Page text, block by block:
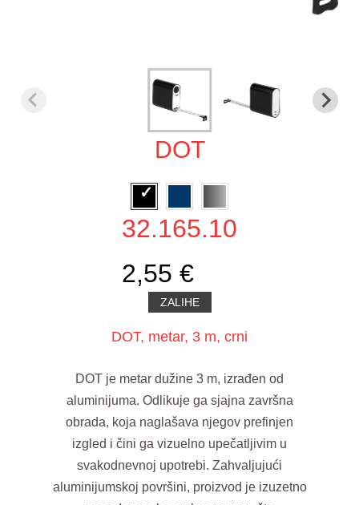
DOT
32.165.10
2,55 €
ZALIHE
DOT, metar, 3 m, crni
DOT je metar dužine 3 m, izrađen od
aluminijuma. Odlikuje ga sjajna završna
obrada, koja naglašava njegov prefinjen
izgled i čini ga vizuelno upečatljivim u
svakodnevnoj upotrebi. Zahvaljujući
aluminijumskoj površini, proizvod je izuzetno